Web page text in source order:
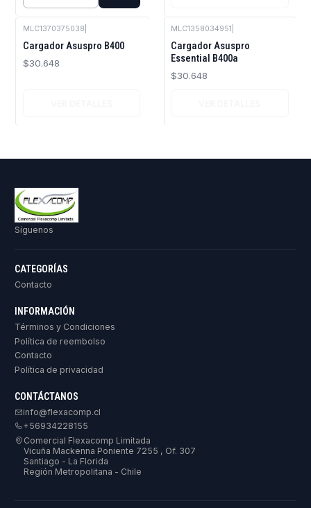
MLC1370375038
Cargador Asuspro B400
$30.648
MLC1358034951
Cargador Asuspro
Essential B400a
$30.648
Síguenos
CATEGORÍAS
Contacto
INFORMACIÓN
Términos y Condiciones
Política de reembolso
Contacto
Política de privacidad
CONTÁCTANOS
info@flexacomp.cl
+56934228155
Comercial Flexacomp Limitada
Vicuña Mackenna Poniente 7255 , Of. 307
Santiago - La Florida
Región Metropolitana - Chile